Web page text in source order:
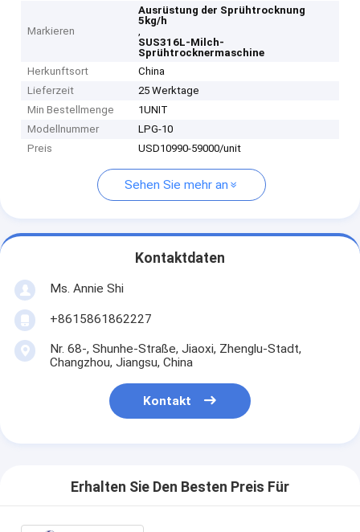
Markieren
Ausrüstung der Sprühtrocknung
5kg/h
,
SUS316L-Milch-
Sprühtrocknermaschine
Herkunftsort
China
Lieferzeit
25 Werktage
Min Bestellmenge
1UNIT
Modellnummer
LPG-10
Preis
USD10990-59000/unit
Sehen Sie mehr an
Kontaktdaten
Ms. Annie Shi
+8615861862227
Nr. 68-, Shunhe-Straße, Jiaoxi, Zhenglu-Stadt,
Changzhou, Jiangsu, China
Kontakt
Erhalten Sie Den Besten Preis Für